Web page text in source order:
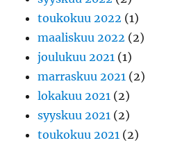
toukokuu 2022 (1)
maaliskuu 2022 (2)
joulukuu 2021 (1)
marraskuu 2021 (2)
lokakuu 2021 (2)
syyskuu 2021 (2)
toukokuu 2021 (2)